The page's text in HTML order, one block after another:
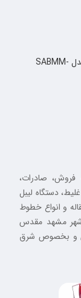
دستگاه بادکن بطری پت مدل SABMM-
فروش، صادرات،
دستگاه لیبل
و انواع خطوط
شهر مشهد مقدس
و بخصوص شرق